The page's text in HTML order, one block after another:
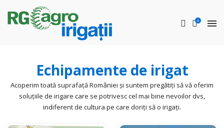
0
Echipamente de irigat
Acoperim toată suprafață României și suntem pregătiți să vă oferim
soluțiile de irigare care se potrivesc cel mai bine nevoilor dvs,
indiferent de cultura pe care doriți să o irigați.